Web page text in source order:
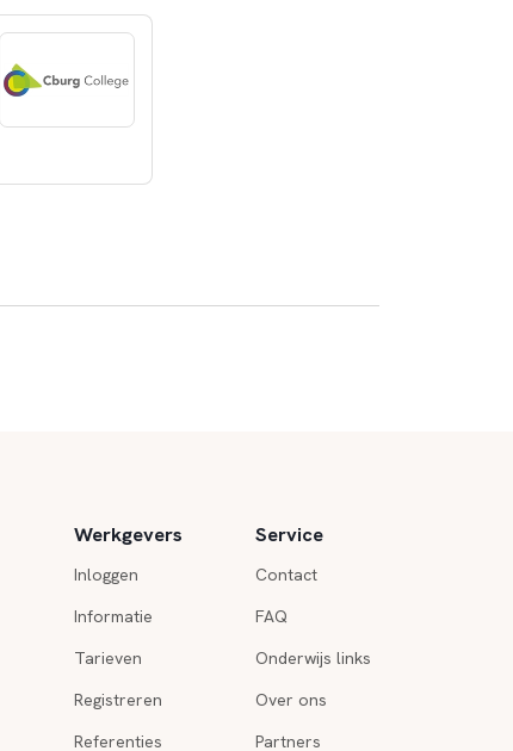
Werkgevers
Inloggen
Informatie
Tarieven
Registreren
Referenties
Service
Contact
FAQ
Onderwijs links
Over ons
Partners